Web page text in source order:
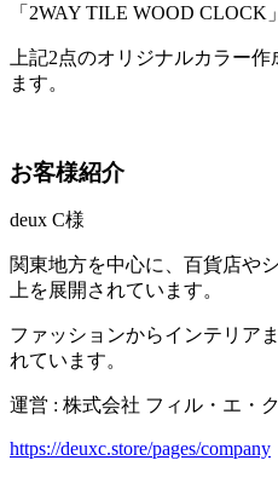
「2WAY TILE WOOD CLOCK」
上記2点のオリジナルカラー
ます。
お客様紹介
deux C様
関東地方を中心に、百貨店や
上を展開されています。
ファッションからインテリア
れています。
運営 : 株式会社 フィル・エ・
https://deuxc.store/pages/company